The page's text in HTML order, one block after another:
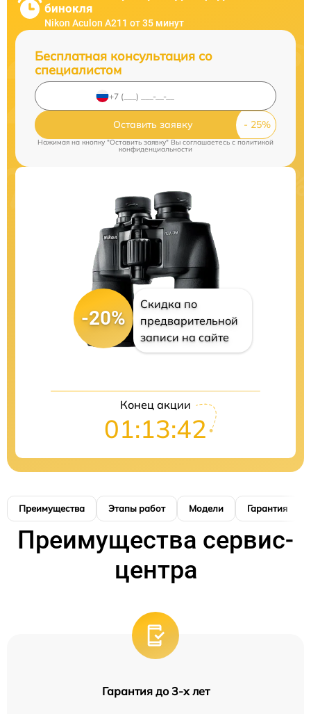
бинокля
Nikon Aculon A211 от 35 минут
Бесплатная консультация со
специалистом
Оставить заявку
Нажимая на кнопку "Оставить заявку" Вы соглашаетесь cполитикой
конфиденциальности
-20%
Скидка по
предварительной
записи на сайте
Конец акции
01:13:40
Преимущества Этапы работ Модели Гарантия
Преимущества сервис-
центра
Гарантия до 3-х лет